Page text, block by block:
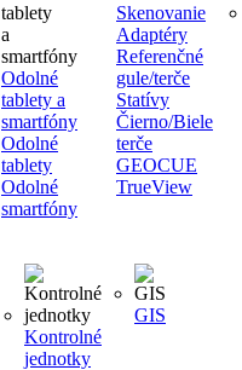
Odolné
tablety a
smartfóny
Odolné
tablety
Odolné
smartfóny
Skenovanie
Adaptéry
Referenčné
gule/terče
Statívy
Čierno/Biele
terče
GEOCUE
TrueView
Kontrolné
jednotky
GIS